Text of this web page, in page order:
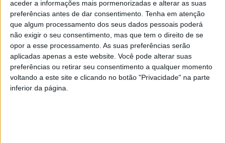
aceder a informações mais pormenorizadas e alterar as suas
preferências antes de dar consentimento. Tenha em atenção
que algum processamento dos seus dados pessoais poderá
não exigir o seu consentimento, mas que tem o direito de se
opor a esse processamento. As suas preferências serão
aplicadas apenas a este website. Você pode alterar suas
preferências ou retirar seu consentimento a qualquer momento
voltando a este site e clicando no botão "Privacidade" na parte
inferior da página.
Artigo anterior